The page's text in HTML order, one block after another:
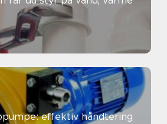
effektiv håndtering